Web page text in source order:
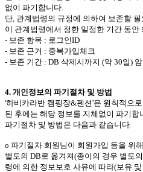
없이 파기합니다.
단, 관계법령의 규정에 의하여 보존할
이 관계법령에서 정한 일정한 기간 동안
- 보존 항목 : 로그인ID
- 보존 근거 : 중복가입체크
- 보존 기간 : DB 삭제시까지 (약 30일)
4. 개인정보의 파기절차 및 방법
'하비카라반 캠핑장&펜션'은 원칙적으
된 후에는 해당 정보를 지체없이 파기합
파기절차 및 방법은 다음과 같습니다.
ο 파기절차 회원님이 회원가입 등을 위
별도의 DB로 옮겨져(종이의 경우 별도
령에 의한 정보보호 사유에 따라(보유